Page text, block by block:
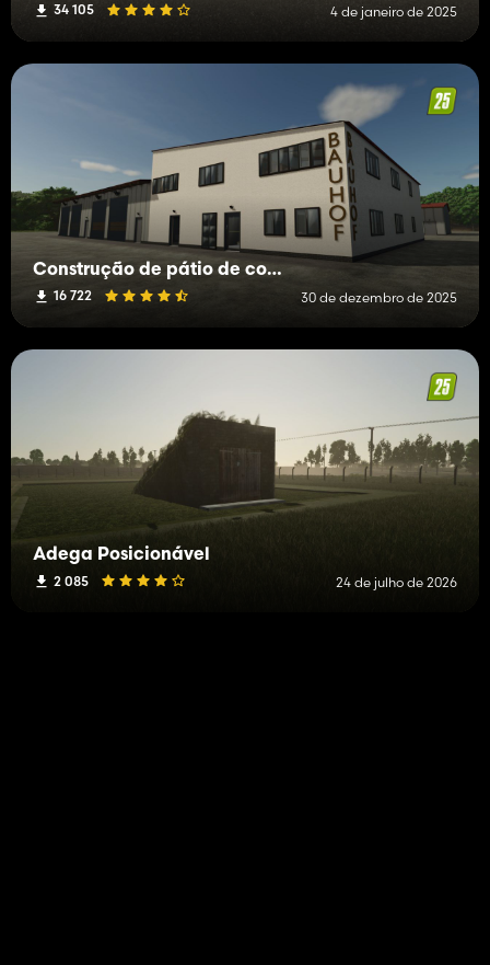
34 105 4 de janeiro de 2025
Construção de pátio de construção
16 722 30 de dezembro de 2025
Adega Posicionável
2 085 24 de julho de 2026